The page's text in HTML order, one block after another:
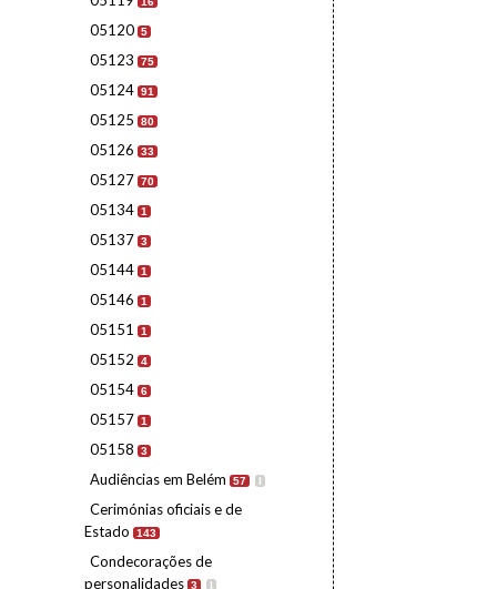
05120 5
05123 75
05124 91
05125 80
05126 33
05127 70
05134 1
05137 3
05144 1
05146 1
05151 1
05152 4
05154 6
05157 1
05158 3
Audiências em Belém 57 I
Cerimónias oficiais e de
Estado
143
Condecorações de
personalidades 3 I